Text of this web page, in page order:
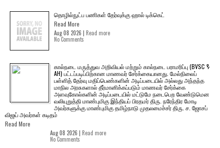
தொழில்நுட்ப பணிகள் தேர்வுக்கு ஹால் ​டிக்கெட்
Read More
Aug 08 2026 | Read more
No Comments
கால்நடை மருத்துவ அறிவியல் மற்றும் கால்நடை பராமரிப்பு (BVSC &
AH) பட்டப்படிப்பிற்கான மாணவர் சேர்க்கையானது. மேல்நிலைப்
பள்ளித் தேர்வு மதிப்பெண்களின் அடிப்படையில் அல்லது அந்தந்த
மாநில அரசுகளால் தீர்மானிக்கப்படும் மாணவர் சேர்க்கை
அளவுகோல்களின் அடிப்படையில் மட்டுமே நடைபெற வேண்டுமென
வலியுறுத்தி மாண்புமிகு இந்தியப் பிரதமர் திரு. நரேந்திர மோடி
அவர்களுக்கு மாண்புமிகு தமிழ்நாடு முதலமைச்சர் திரு. ச. ஜோசப்
விஜய் அவர்கள் கடிதம்
Read More
Aug 08 2026 | Read more
No Comments